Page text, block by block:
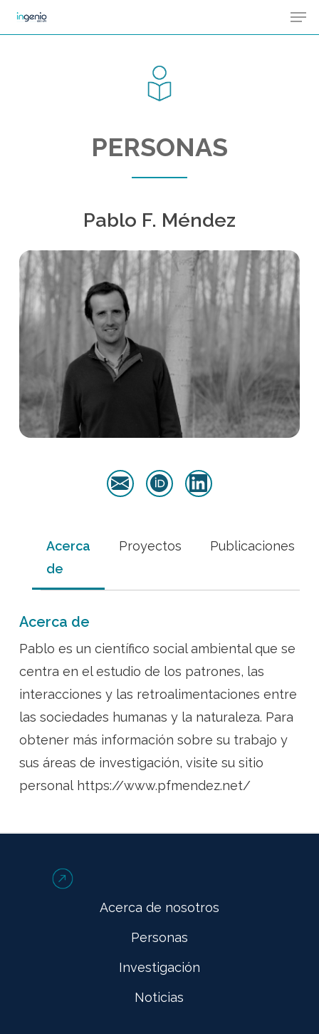
Skip
to
PERSONAS
Pablo F. Méndez
Acerca
de
Proyectos Publicaciones
Acerca de
Pablo es un científico social ambiental que se
centra en el estudio de los patrones, las
interacciones y las retroalimentaciones entre
las sociedades humanas y la naturaleza. Para
obtener más información sobre su trabajo y
sus áreas de investigación, visite su sitio
personal https://www.pfmendez.net/
Acerca de nosotros
Personas
Investigación
Noticias
Menu